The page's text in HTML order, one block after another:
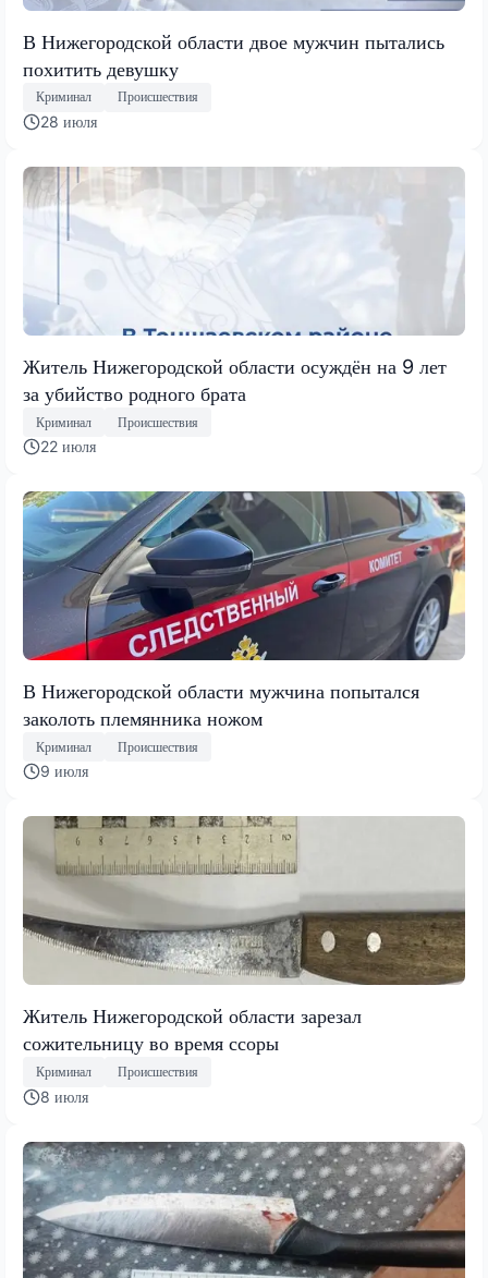
В Нижегородской области двое мужчин пытались
похитить девушку
Криминал Происшествия
28 июля
Житель Нижегородской области осуждён на 9 лет
за убийство родного брата
Криминал Происшествия
22 июля
В Нижегородской области мужчина попытался
заколоть племянника ножом
Криминал Происшествия
9 июля
Житель Нижегородской области зарезал
сожительницу во время ссоры
Криминал Происшествия
8 июля